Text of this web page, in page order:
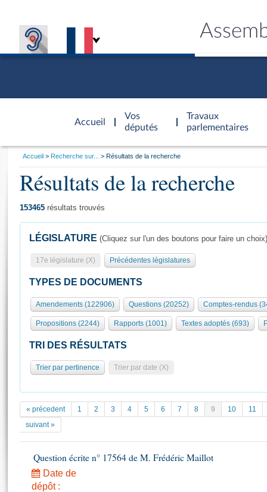
Accueil
d'accueil
Vos
députés
Travaux
parlementaires
Présidence
577 députés
Groupes politiques
Séance publique
Commissions et autres organes
Europe et International
Pétitions
Documents parlementaires
Projets de loi
Propositions de loi
Amendements
Textes adoptés
Général
Rôle et pouvoirs de l'Assemblée
Organisation de l'Assemblée
Présidence Conférence des Présidents Bureau Collège des
Statistiques et chiffres clés
Documents de référence
( Constitution | Règlement de l'Assemblée ... )
Histoire
Juniors
Visiter l'Assemblée
Visite virtuelle du palais Bourbon
Assister à une séance
La Bibliothèque
Les archives
Contacts et plan d'accès
Photos libres de droit
Vous
Accueil Recherche sur... Résultats de la recherche
Résultats de la recherche
153465 résultats trouvés
LÉGISLATURE (Cliquez sur l'un des boutons pour faire un choix)
17e législature (X) Précédentes législatures
TYPES DE DOCUMENTS
Amendements (122906) Questions (20252) Comptes-rendus
Propositions (2244) Rapports (1001) Textes adoptés (693)
TRI DES RÉSULTATS
Trier par pertinence Trier par date (X)
« précedent 1 2 3 4 5 6 7 8 9 10
11
suivant »
Question écrite n° 17564 de M. Frédéric Maillot
Date de
dépôt :